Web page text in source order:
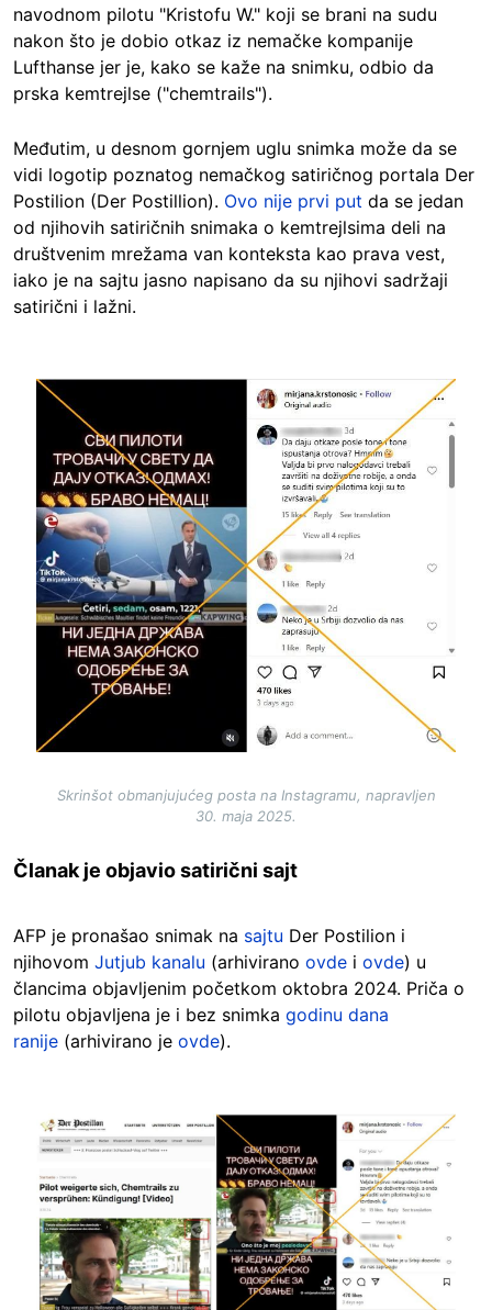
navodnom pilotu "Kristofu W." koji se brani na sudu
nakon što je dobio otkaz iz nemačke kompanije
Lufthanse jer je, kako se kaže na snimku, odbio da
prska kemtrejlse ("chemtrails").
Međutim, u desnom gornjem uglu snimka može da se
vidi logotip poznatog nemačkog satiričnog portala Der
Postilion (Der Postillion). Ovo nije prvi put da se jedan
od njihovih satiričnih snimaka o kemtrejlsima deli na
društvenim mrežama van konteksta kao prava vest,
iako je na sajtu jasno napisano da su njihovi sadržaji
satirični i lažni.
Image
Skrinšot obmanjujućeg posta na Instagramu, napravljen
30. maja 2025.
Članak je objavio satirični sajt
AFP je pronašao snimak na sajtu Der Postilion i
njihovom Jutjub kanalu (arhivirano ovde i ovde) u
člancima objavljenim početkom oktobra 2024. Priča o
pilotu objavljena je i bez snimka godinu dana
ranije (arhivirano je ovde).
Image